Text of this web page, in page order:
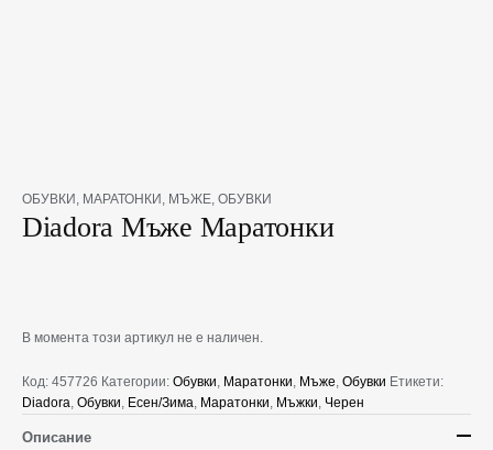
OБУВКИ , МАРАТОНКИ , МЪЖЕ, ОБУВКИ
Diadora Мъже Маратонки
В момента този артикул не е наличен.
Код: 457726 Категории: Oбувки, Маратонки, Мъже, Обувки Етикети:
Diadora, Oбувки, Есен/Зима, Маратонки, Мъжки, Черен
Описание